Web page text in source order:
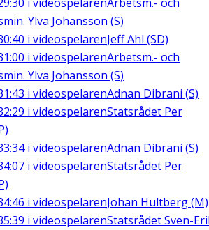
Ylva Johansson (S)
i videospelarenJeff Ahl (SD)
i videospelarenArbetsm.- och
Ylva Johansson (S)
i videospelarenAdnan Dibrani (S)
i videospelarenStatsrådet Per
i videospelarenAdnan Dibrani (S)
i videospelarenStatsrådet Per
i videospelarenJohan Hultberg (M)
i videospelarenStatsrådet Sven-